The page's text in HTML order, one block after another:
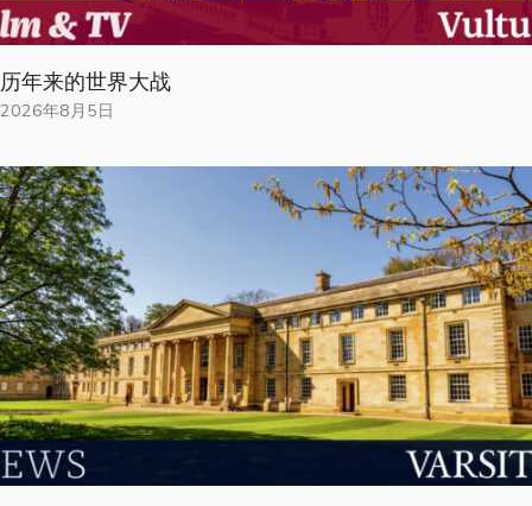
历年来的世界大战
2026年8月5日